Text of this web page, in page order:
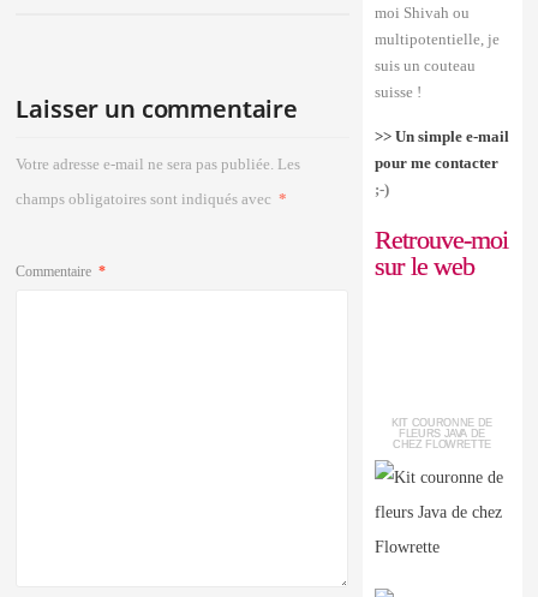
Laisser un commentaire
Votre adresse e-mail ne sera pas publiée. Les
champs obligatoires sont indiqués avec *
Commentaire *
moi Shivah ou
multipotentielle, je
suis un couteau
suisse !
>> Un simple e-mail
pour me contacter
;-)
Retrouve-moi
sur le web
KIT COURONNE DE
FLEURS JAVA DE
CHEZ FLOWRETTE